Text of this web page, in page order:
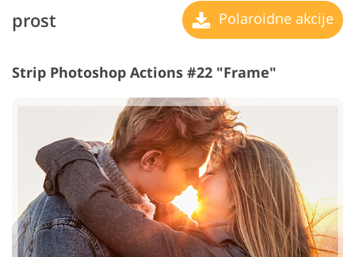
prost Polaroidne akcije
Strip Photoshop Actions #22 "Frame"